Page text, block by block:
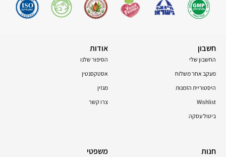
חשבון
החשבון שלי
מעקב אחר משלוח
היסטוריית הזמנות
Wishlist
ביטול עסקה
אודות
הסיפור שלנו
אסטקסנטין
מגזין
צרו קשר
חנות משפטי